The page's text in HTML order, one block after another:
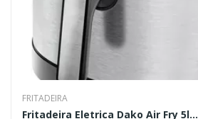
FRITADEIRA
Fritadeira Eletrica Dako Air Fry 5l...